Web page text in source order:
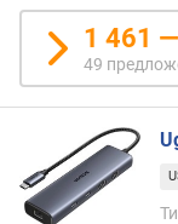
1 461
49